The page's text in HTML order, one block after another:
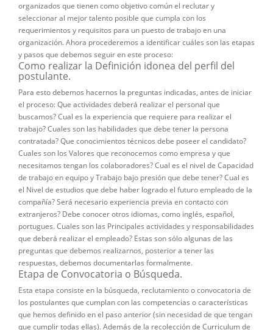
organizados que tienen como objetivo común el reclutar y
seleccionar al mejor talento posible que cumpla con los
requerimientos y requisitos para un puesto de trabajo en una
organización. Ahora procederemos a identificar cuáles son las etapas
y pasos que debemos seguir en este proceso:
Como realizar la Definición idonea del perfil del
postulante.
Para esto debemos hacernos la preguntas indicadas, antes de iniciar
el proceso: Que actividades deberá realizar el personal que
buscamos? Cual es la experiencia que requiere para realizar el
trabajo? Cuales son las habilidades que debe tener la persona
contratada? Que conocimientos técnicos debe poseer el candidato?
Cuales son los Valores que reconocemos como empresa y que
necesitamos tengan los colaboradores? Cual es el nivel de Capacidad
de trabajo en equipo y Trabajo bajo presión que debe tener? Cual es
el Nivel de estudios que debe haber logrado el futuro empleado de la
compañía? Será necesario experiencia previa en contacto con
extranjeros? Debe conocer otros idiomas, como inglés, español,
portugues. Cuales son las Principales actividades y responsabilidades
que deberá realizar el empleado? Estas son sólo algunas de las
preguntas que debemos realizarnos, posterior a tener las
respuestas, debemos documentarlas formalmente.
Etapa de Convocatoria o Búsqueda.
Esta etapa consiste en la búsqueda, reclutamiento o convocatoria de
los postulantes que cumplan con las competencias o características
que hemos definido en el paso anterior (sin necesidad de que tengan
que cumplir todas ellas). Además de la recolección de Curriculum de